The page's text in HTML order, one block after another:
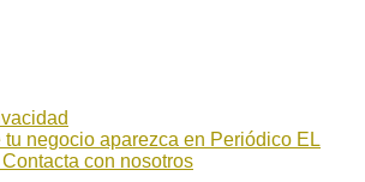
tu negocio aparezca en Periódico EL
con nosotros